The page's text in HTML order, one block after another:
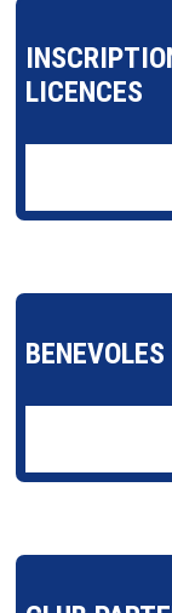
LICENCES